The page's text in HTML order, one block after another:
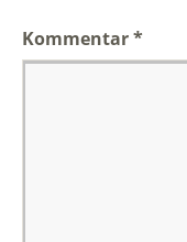
Kommentar*